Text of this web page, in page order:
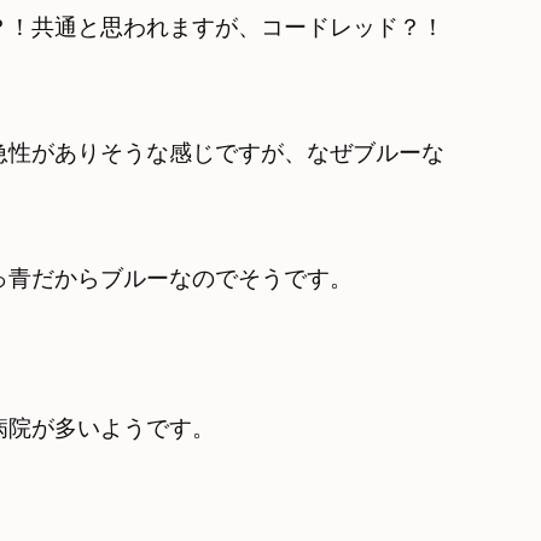
共通と思われますが、コードレッド？！
がありそうな感じですが、なぜブルーな
だからブルーなのでそうです。
が多いようです。